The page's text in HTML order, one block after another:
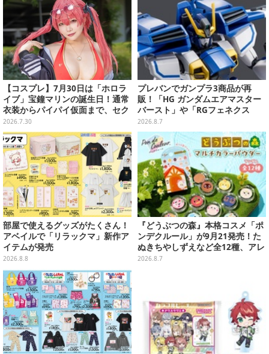
【コスプレ】7月30日は「ホロラ
イブ」宝鐘マリンの誕生日！通常
衣装からパイパイ仮面まで、セク
シーで可愛い美女レイヤーまとめ
【写真42枚】
2026.7.30
プレバンでガンプラ3商品が再
販！「HG ガンダムエアマスター
バースト」や「RGフェネクス
（ナラティブVer.）」も
2026.8.7
部屋で使えるグッズがたくさん！
アベイルで「リラックマ」新作ア
イテムが発売
2026.8.8
『どうぶつの森』本格コスメ「ポ
ンデクルール」が9月21発売！た
ぬきちやしずえなど全12種、アレ
ンジできるリアクションシールも
2026.8.7